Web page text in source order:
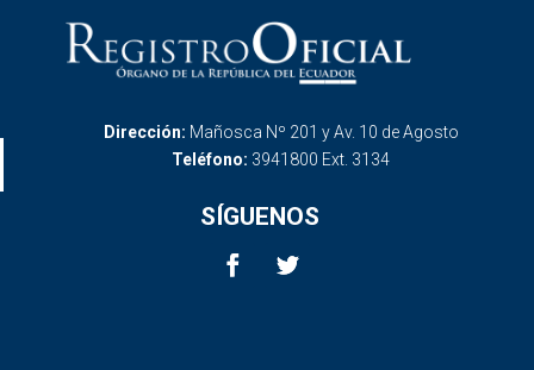
Dirección: Mañosca Nº 201 y Av. 10 de Agosto
Teléfono: 3941800 Ext. 3134
SÍGUENOS